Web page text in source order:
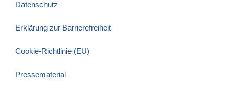
Datenschutz
Erklärung zur Barrierefreiheit
Cookie-Richtlinie (EU)
Pressematerial